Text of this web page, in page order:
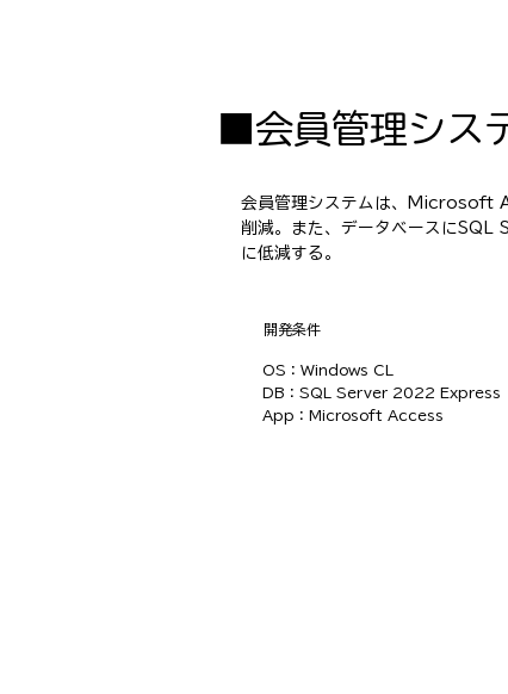
■会員管理シス
会員管理システムは、Microsoft
削減。また、データベースにSQL
に低減する。
​開発条件
OS：Windows CL
DB：SQL Server 2022 Express
App：Microsoft Access